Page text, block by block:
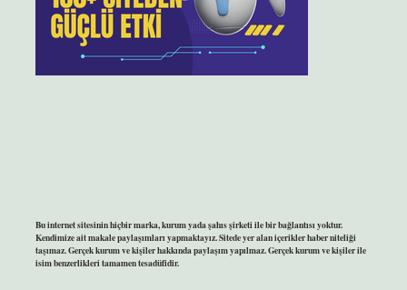
Bu internet sitesinin hiçbir marka, kurum yada şahıs şirketi ile bir bağlantısı yoktur.
Kendimize ait makale paylaşımları yapmaktayız. Sitede yer alan içerikler haber niteliği
taşımaz. Gerçek kurum ve kişiler hakkında paylaşım yapılmaz. Gerçek kurum ve kişiler ile
isim benzerlikleri tamamen tesadüfidir.